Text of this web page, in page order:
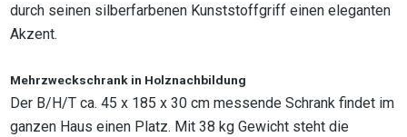
durch seinen silberfarbenen Kunststoffgriff einen eleganten
Akzent.
Mehrzweckschrank in Holznachbildung
Der B/H/T ca. 45 x 185 x 30 cm messende Schrank findet im
ganzen Haus einen Platz. Mit 38 kg Gewicht steht die